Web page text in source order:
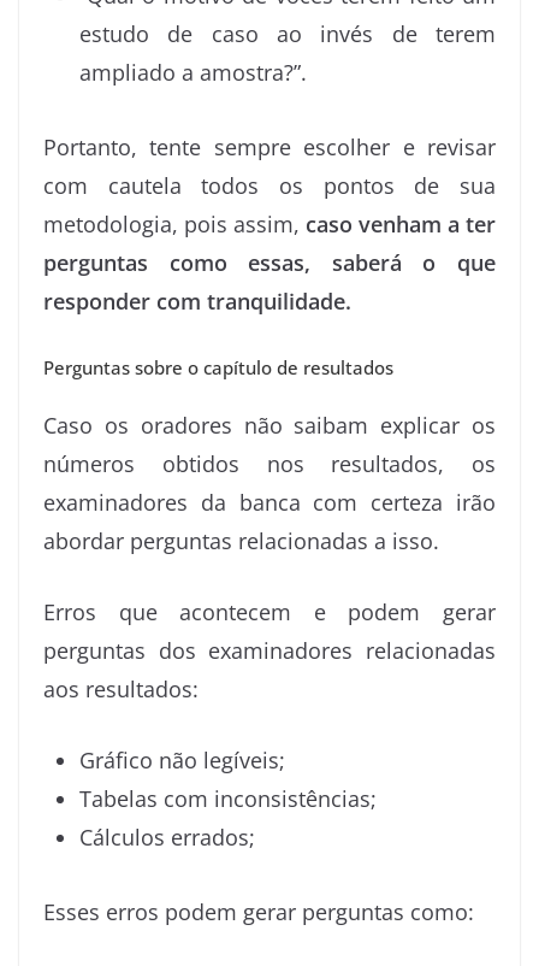
estudo de caso ao invés de terem
ampliado a amostra?”.
Portanto, tente sempre escolher e revisar
com cautela todos os pontos de sua
metodologia, pois assim, caso venham a ter
perguntas como essas, saberá o que
responder com tranquilidade.
Perguntas sobre o capítulo de resultados
Caso os oradores não saibam explicar os
números obtidos nos resultados, os
examinadores da banca com certeza irão
abordar perguntas relacionadas a isso.
Erros que acontecem e podem gerar
perguntas dos examinadores relacionadas
aos resultados:
Gráfico não legíveis;
Tabelas com inconsistências;
Cálculos errados;
Esses erros podem gerar perguntas como: